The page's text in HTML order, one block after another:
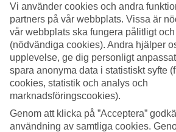
Hur varmt är det när du skaresa till
En mycket bra fråga! Väder, klimat och
avgörande påverkan på din resa, oavsett om
eller vattentemperatur. Giardini-Naxos har
snittemperaturer mellan 30-33 grader från
och oktober har behagliga temperaturer
vi samlat all information om vädret för
månad.
Vi använder cookies och andra
partners på vår webbplats. Vissa är
vår webbplats ska fungera pålitligt
(nödvändiga cookies). Andra hjälper
upplevelse, ge dig personligt
spara anonyma data i statistiskt syfte
cookies, statistik och analys och
marknadsföringscookies).
Genom att klicka på ”Acceptera”
användning av samtliga cookies.